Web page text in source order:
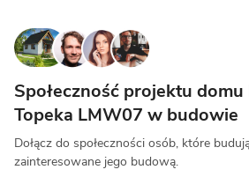
Społeczność projektu
Topeka LMW07 w budowie
Dołącz do społeczności osób, które
zainteresowane jego budową.